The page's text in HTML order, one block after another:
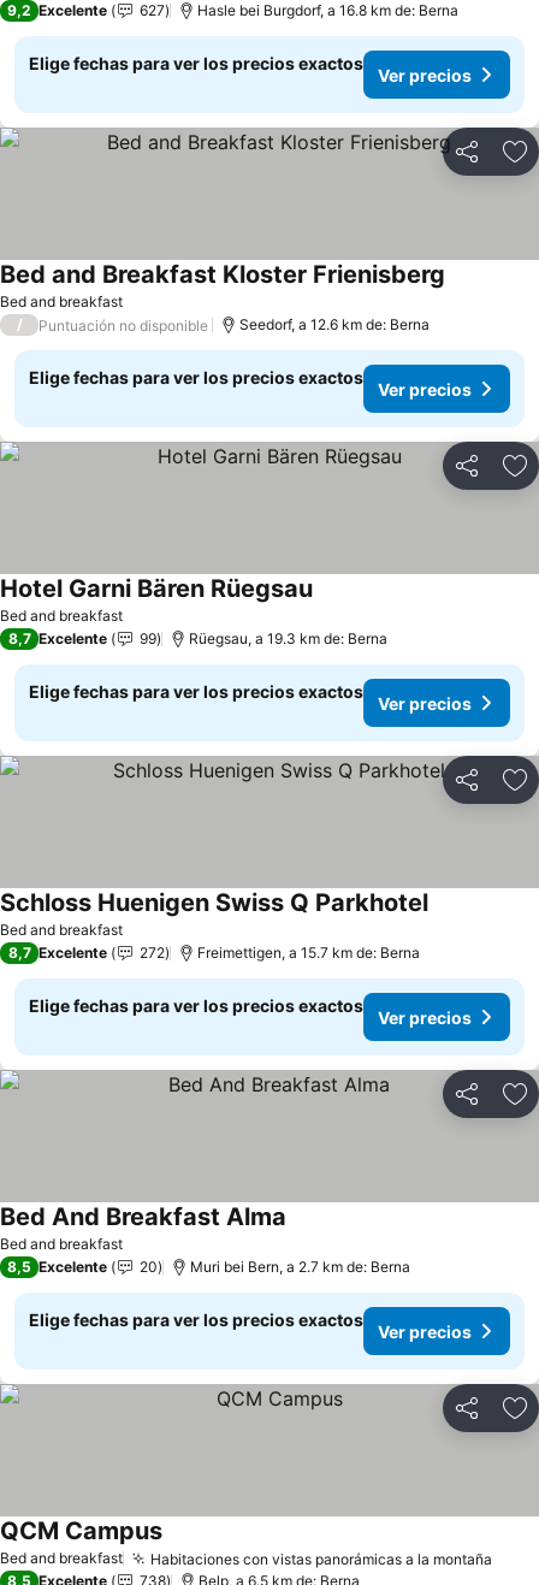
9,2 Excelente 627 Hasle bei Burgdorf, a 16.8 km de: Berna
Elige fechas para ver los precios exactos
Ver precios
Compartir
Bed and breakfast
Bed and Breakfast Kloster Frienisberg
/ Puntuación no disponible Seedorf, a 12.6 km de: Berna
Elige fechas para ver los precios exactos
Ver precios
Compartir
Bed and breakfast
Hotel Garni Bären Rüegsau
8,7 Excelente 99 Rüegsau, a 19.3 km de: Berna
Elige fechas para ver los precios exactos
Ver precios
Compartir
Bed and breakfast
Schloss Huenigen Swiss Q Parkhotel
8,7 Excelente 272 Freimettigen, a 15.7 km de: Berna
Elige fechas para ver los precios exactos
Ver precios
Compartir
Bed and breakfast
Bed And Breakfast Alma
8,5 Excelente 20 Muri bei Bern, a 2.7 km de: Berna
Elige fechas para ver los precios exactos
Ver precios
Compartir
Bed and breakfast Habitaciones con vistas panorámicas a la montaña
QCM Campus
8,5 Excelente 738 Belp, a 6.5 km de: Berna